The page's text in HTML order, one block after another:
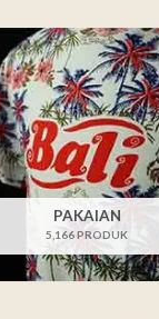
PAKAIAN
5,166 PRODUK